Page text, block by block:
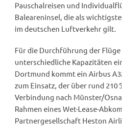
Pauschalreisen und
Baleareninsel, die als
im deutschen Luftverkehr gilt.
Für die Durchführung der
unterschiedliche Kapazitäten
Dortmund kommt ein Airbus
zum Einsatz, der über rund
Verbindung nach Münster/
Rahmen eines Wet-Lease-
Partnergesellschaft Heston